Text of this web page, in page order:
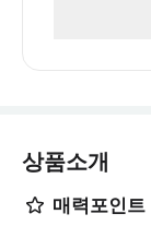
상품소개
매력포인트